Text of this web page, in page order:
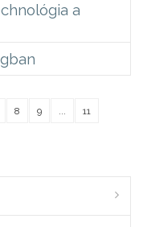
a
8 9 11